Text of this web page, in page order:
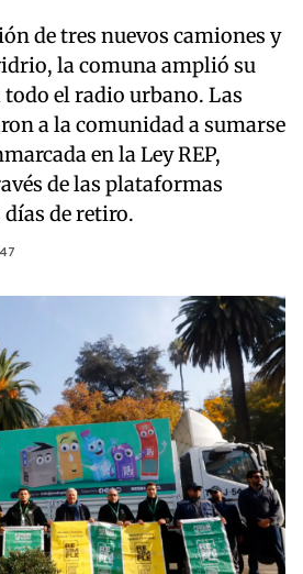
de tres nuevos camiones y
la comuna amplió su
el radio urbano. Las
a la comunidad a sumarse
en la Ley REP,
de las plataformas
de retiro.